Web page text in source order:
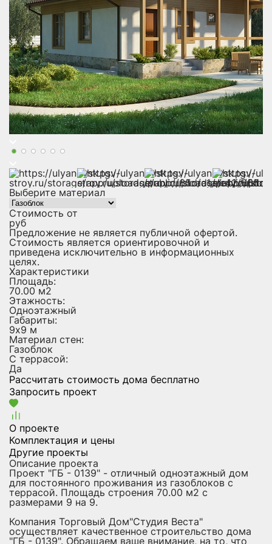
Выберите материал
Стоимость от
руб
Предложение не является публичной офертой.
Стоимость является ориентировочной и
приведена исключительно в информационных
целях.
Характеристики
Площадь:
70.00 м2
Этажность:
Одноэтажный
Габариты:
9х9 м
Материал стен:
Газоблок
С террасой:
Да
Рассчитать стоимость дома бесплатно
Запросить проект
О проекте
Комплектация и цены
Другие проекты
Описание проекта
Проект "ГБ - 0139" - отличный одноэтажный дом
для постоянного проживания из газоблоков с
террасой. Площадь строения 70.00 м2 с
размерами 9 на 9.
Компания Торговый Дом"Студия Веста"
осуществляет качественное строительство дома
"ГБ - 0139". Обращаем ваше внимание, на то, что